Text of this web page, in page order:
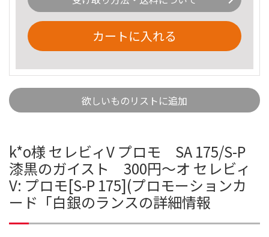
カートに入れる
欲しいものリストに追加
k*o様 セレビィV プロモ SA 175/S-P
漆黒のガイスト 300円〜オ セレビィ
V: プロモ[S-P 175](プロモーションカ
ード「白銀のランスの詳細情報